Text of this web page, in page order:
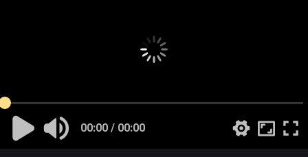
00:00 / 00:00